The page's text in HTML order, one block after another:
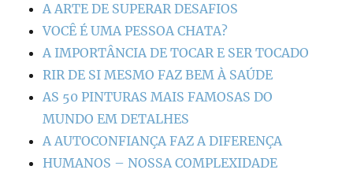
A ARTE DE SUPERAR DESAFIOS
VOCÊ É UMA PESSOA CHATA?
A IMPORTÂNCIA DE TOCAR E SER TOCADO
RIR DE SI MESMO FAZ BEM À SAÚDE
AS 50 PINTURAS MAIS FAMOSAS DO
MUNDO EM DETALHES
A AUTOCONFIANÇA FAZ A DIFERENÇA
HUMANOS – NOSSA COMPLEXIDADE